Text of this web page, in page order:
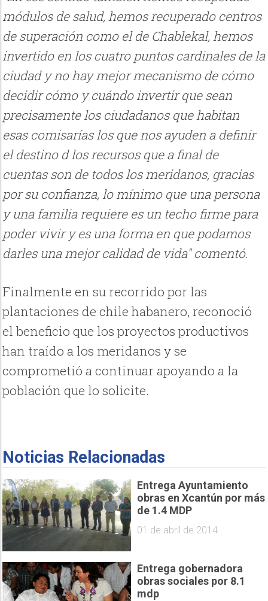
módulos de salud, hemos recuperado centros
de superación como el de Chablekal, hemos
invertido en los cuatro puntos cardinales de la
ciudad y no hay mejor mecanismo de cómo
decidir cómo y cuándo invertir que sean
precisamente los ciudadanos que habitan
esas comisarías los que nos ayuden a definir
el destino d los recursos que a final de
cuentas son de todos los meridanos, gracias
por su confianza, lo mínimo que una persona
y una familia requiere es un techo firme para
poder vivir y es una forma en que podamos
darles una mejor calidad de vida" comentó.
Finalmente en su recorrido por las
plantaciones de chile habanero, reconoció
el beneficio que los proyectos productivos
han traído a los meridanos y se
comprometió a continuar apoyando a la
población que lo solicite.
Noticias Relacionadas
Entrega Ayuntamiento
obras en Xcantún por más
de 1.4 MDP
01 de abril de 2014
Entrega gobernadora
obras sociales por 8.1
mdp